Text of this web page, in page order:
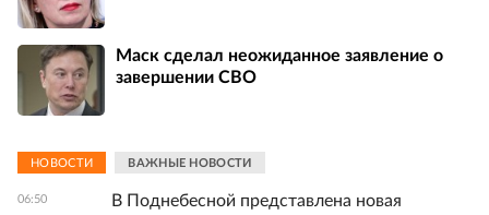
Маск сделал неожиданное заявление о
завершении СВО
НОВОСТИ ВАЖНЫЕ НОВОСТИ
06:50
В Поднебесной представлена новая